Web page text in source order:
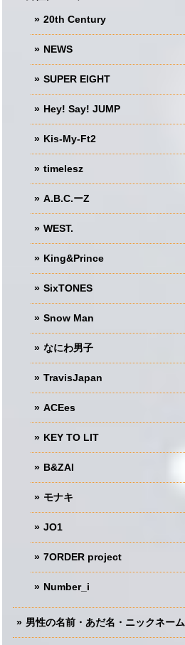
20th Century
NEWS
SUPER EIGHT
Hey! Say! JUMP
Kis-My-Ft2
timelesz
A.B.C.ーZ
WEST.
King&Prince
SixTONES
Snow Man
なにわ男子
TravisJapan
ACEes
KEY TO LIT
B&ZAI
モナキ
JO1
7ORDER project
Number_i
男性の名前・あだ名・ニックネーム